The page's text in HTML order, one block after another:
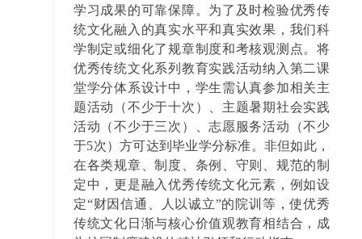
学习成果的可靠保障。为了及时检验优秀传
统文化融入的真实水平和真实效果，我们科
学制定或细化了规章制度和考核观测点。将
优秀传统文化系列教育实践活动纳入第二课
堂学分体系设计中，学生需认真参加相关主
题活动（不少于十次）、主题暑期社会实践
活动（不少于三次）、志愿服务活动（不少
于5次）方可达到毕业学分标准。非但如此，
在各类规章、制度、条例、守则、规范的制
定中，更是融入优秀传统文化元素，例如设
定“财因信通、人以诚立”的院训等，使优秀
传统文化日渐与核心价值观教育相结合，成